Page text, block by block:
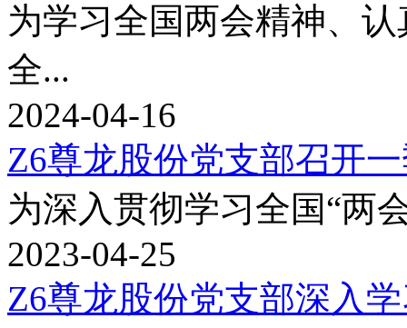
为学习全国两会精神
全...
2024-04-16
Z6尊龙股份党支部召开
为深入贯彻学习全国“两会
2023-04-25
Z6尊龙股份党支部深入